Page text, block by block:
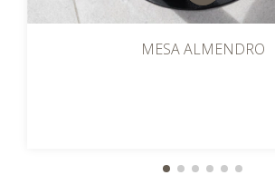
MESA ALMENDRO